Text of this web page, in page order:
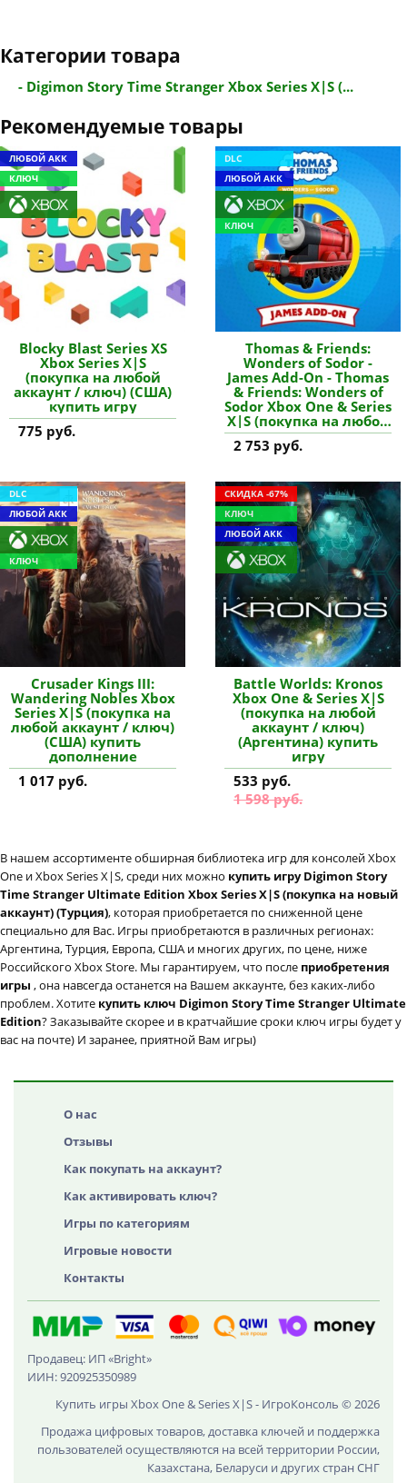
Категории товара
- Digimon Story Time Stranger Xbox Series X|S (...
Рекомендуемые товары
ЛЮБОЙ АКК
КЛЮЧ
Blocky Blast Series XS
Xbox Series X|S
(покупка на любой
аккаунт / ключ) (США)
купить игру
775 руб.
DLC
ЛЮБОЙ АКК
КЛЮЧ
Thomas & Friends:
Wonders of Sodor -
James Add-On - Thomas
& Friends: Wonders of
Sodor Xbox One & Series
X|S (покупка на любой
аккаунт / ключ) (США)
купить дополнение
2 753 руб.
DLC
ЛЮБОЙ АКК
КЛЮЧ
Crusader Kings III:
Wandering Nobles Xbox
Series X|S (покупка на
любой аккаунт / ключ)
(США) купить
дополнение
1 017 руб.
СКИДКА -67%
КЛЮЧ
ЛЮБОЙ АКК
Battle Worlds: Kronos
Xbox One & Series X|S
(покупка на любой
аккаунт / ключ)
(Аргентина) купить
игру
533 руб.
1 598 руб.
В нашем ассортименте обширная библиотека игр для консолей Xbox
One и Xbox Series X|S, среди них можно купить игру Digimon Story
Time Stranger Ultimate Edition Xbox Series X|S (покупка на новый
аккаунт) (Турция), которая приобретается по сниженной цене
специально для Вас. Игры приобретаются в различных регионах:
Аргентина, Турция, Европа, США и многих других, по цене, ниже
Российского Xbox Store. Мы гарантируем, что после приобретения
игры , она навсегда останется на Вашем аккаунте, без каких-либо
проблем. Хотите купить ключ Digimon Story Time Stranger Ultimate
Edition? Заказывайте скорее и в кратчайшие сроки ключ игры будет у
вас на почте) И заранее, приятной Вам игры)
О нас
Отзывы
Как покупать на аккаунт?
Как активировать ключ?
Игры по категориям
Игровые новости
Контакты
Продавец: ИП «Bright»
ИИН: 920925350989
Купить игры Xbox One & Series X|S - ИгроКонсоль © 2026
Продажа цифровых товаров, доставка ключей и поддержка
пользователей осуществляются на всей территории России,
Казахстана, Беларуси и других стран СНГ